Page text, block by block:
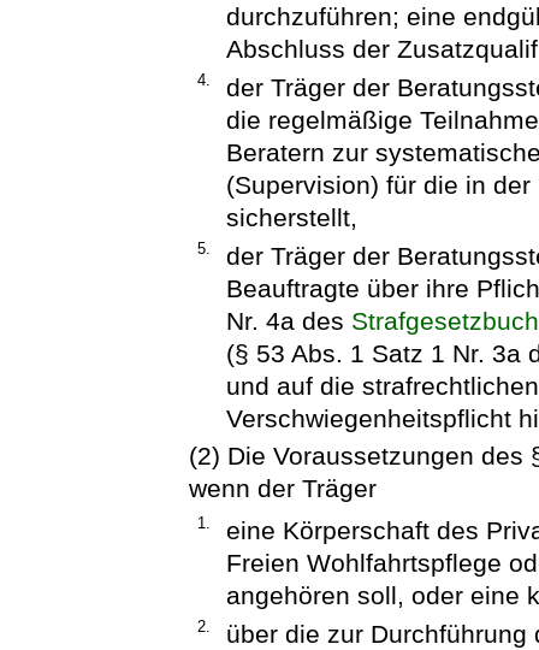
durchzuführen; eine
Abschluss der
4.
der Träger der
die regelmäßige
Beratern zur
(Supervision) für die in
sicherstellt,
5.
der Träger der
Beauftragte über ihre
Nr. 4a des
(§ 53 Abs. 1 Satz 1 Nr. 3a
und auf die
Verschwiegenheitspflicht
(2) Die Voraussetzungen des
wenn der Träger
1.
eine Körperschaft des
Freien Wohlfahrtspflege
angehören soll, oder eine
2.
über die zur